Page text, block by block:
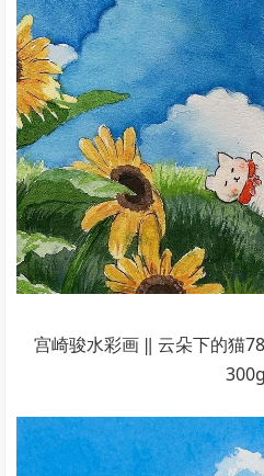
宫崎骏水彩画 ‖ 云朵下的猫
300g